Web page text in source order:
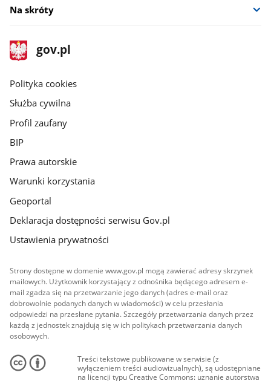
Na skróty
stopka
gov.pl
Strona
gov.pl
gov.pl
Polityka cookies
Służba cywilna
Profil zaufany
BIP
Prawa autorskie
Warunki korzystania
Geoportal
Deklaracja dostępności serwisu Gov.pl
Ustawienia prywatności
Strony dostępne w domenie www.gov.pl mogą zawierać adresy skrzynek
mailowych. Użytkownik korzystający z odnośnika będącego adresem e-
mail zgadza się na przetwarzanie jego danych (adres e-mail oraz
dobrowolnie podanych danych w wiadomości) w celu przesłania
odpowiedzi na przesłane pytania. Szczegóły przetwarzania danych przez
każdą z jednostek znajdują się w ich politykach przetwarzania danych
osobowych.
Treści tekstowe publikowane w serwisie (z
wyłączeniem treści audiowizualnych), są udostępniane
na licencji typu Creative Commons: uznanie autorstwa